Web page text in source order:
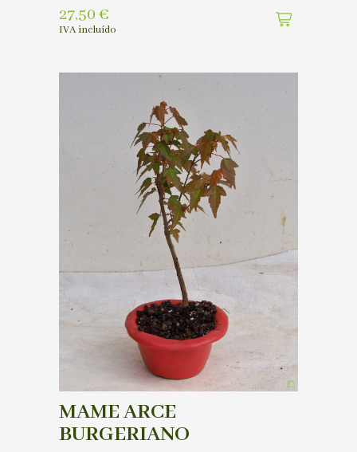
27,50 €
IVA incluído
MAME ARCE
BURGERIANO